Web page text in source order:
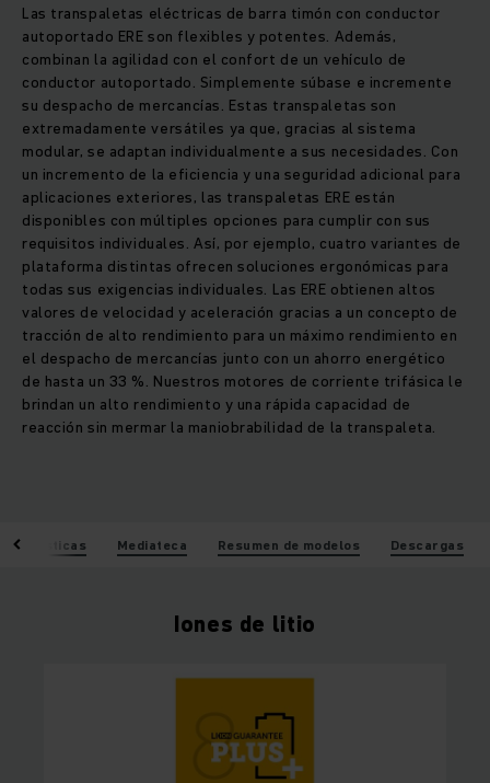
Las transpaletas eléctricas de barra timón con conductor
autoportado ERE son flexibles y potentes. Además,
combinan la agilidad con el confort de un vehículo de
conductor autoportado. Simplemente súbase e incremente
su despacho de mercancías. Estas transpaletas son
extremadamente versátiles ya que, gracias al sistema
modular, se adaptan individualmente a sus necesidades. Con
un incremento de la eficiencia y una seguridad adicional para
aplicaciones exteriores, las transpaletas ERE están
disponibles con múltiples opciones para cumplir con sus
requisitos individuales. Así, por ejemplo, cuatro variantes de
plataforma distintas ofrecen soluciones ergonómicas para
todas sus exigencias individuales. Las ERE obtienen altos
valores de velocidad y aceleración gracias a un concepto de
tracción de alto rendimiento para un máximo rendimiento en
el despacho de mercancías junto con un ahorro energético
de hasta un 33 %. Nuestros motores de corriente trifásica le
brindan un alto rendimiento y una rápida capacidad de
reacción sin mermar la maniobrabilidad de la transpaleta.
Mediateca Resumen de modelos Descargas
Iones de litio